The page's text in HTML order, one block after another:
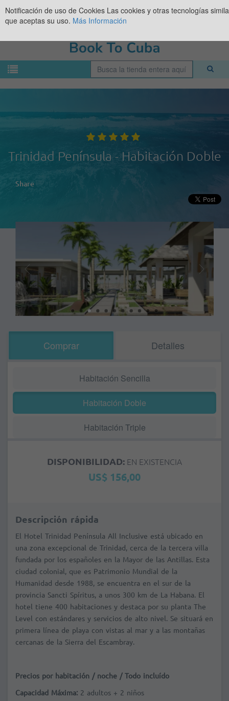
Trinidad Península - Habitación Doble
Share
Comprar Detalles
Habitación Sencilla
Habitación Doble
Habitación Triple
DISPONIBILIDAD: EN EXISTENCIA
US$ 156,00
Descripción rápida
El Hotel Trinidad Península All Inclusive está ubicado en
una zona excepcional de Trinidad, cerca de la tercera villa
fundada por los españoles en la Mayor de las Antillas. Esta
ciudad colonial, que es Patrimonio Mundial de la
Humanidad desde 1988, se encuentra en el sur de la
provincia Sancti Spíritus, a unos 300 km de La Habana. El
hotel tiene 400 habitaciones y destaca por su planta The
Level con estándares y servicios de alto nivel. Se situará en
primera línea de playa con vistas al mar y a las montañas
cercanas de la Sierra del Escambray.
Precios por habitación / noche / Todo incluído
Capacidad Máxima: 2 adultos + 2 niños
Notificación de uso de Cookies Las cookies y otras tecnologías
que aceptas su uso. Más Información